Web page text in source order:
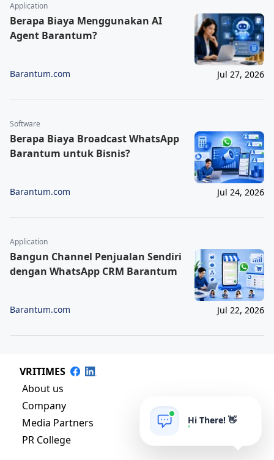
Application
Berapa Biaya Menggunakan AI
Agent Barantum?
Barantum.com Jul 27, 2026
Software
Berapa Biaya Broadcast WhatsApp
Barantum untuk Bisnis?
Barantum.com Jul 24, 2026
Application
Bangun Channel Penjualan Sendiri
dengan WhatsApp CRM Barantum
Barantum.com Jul 22, 2026
VRITIMES
About us
Company
Media Partners
PR College
Hi There! 👋